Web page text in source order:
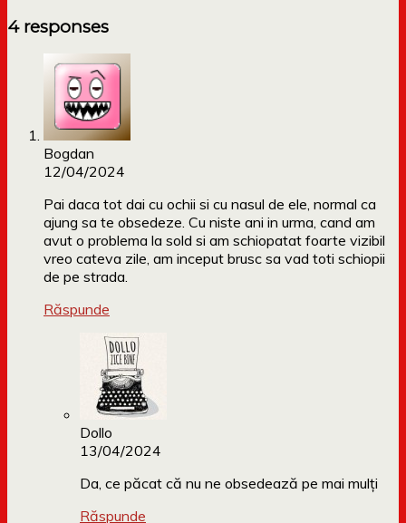
4 responses
Bogdan
12/04/2024
Pai daca tot dai cu ochii si cu nasul de ele, normal ca
ajung sa te obsedeze. Cu niste ani in urma, cand am
avut o problema la sold si am schiopatat foarte vizibil
vreo cateva zile, am inceput brusc sa vad toti schiopii
de pe strada.
Răspunde
Dollo
13/04/2024
Da, ce păcat că nu ne obsedează pe mai mulți
Răspunde